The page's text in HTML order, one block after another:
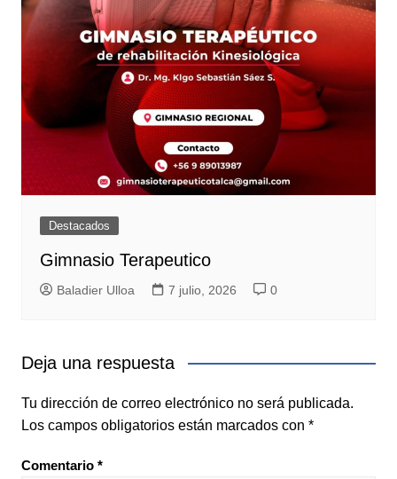
Destacados
Gimnasio Terapeutico
Baladier Ulloa 7 julio, 2026 0
Deja una respuesta
Tu dirección de correo electrónico no será publicada.
Los campos obligatorios están marcados con *
Comentario *